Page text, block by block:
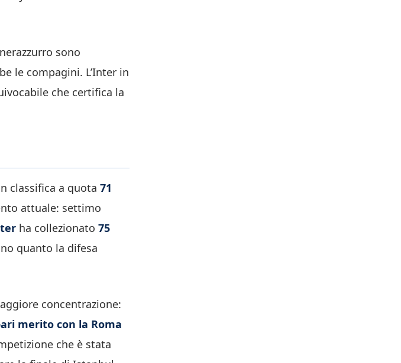
sono
le compagini. L’Inter in
che certifica la
classifica a quota 71
attuale: settimo
ha collezionato 75
quanto la difesa
concentrazione:
merito con la Roma
che è stata